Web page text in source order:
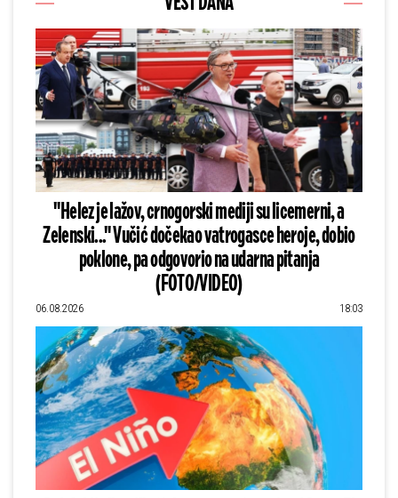
"Helez je lažov, crnogorski mediji su licemerni, a
Zelenski..." Vučić dočekao vatrogasce heroje, dobio
poklone, pa odgovorio na udarna pitanja
(FOTO/VIDEO)
06.08.2026 18:03